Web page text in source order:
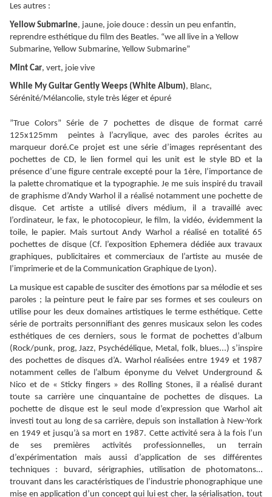
Les autres :
Yellow Submarine, jaune, joie douce : dessin un peu enfantin,
reprendre esthétique du film des Beatles. “we all live in a Yellow
Submarine, Yellow Submarine, Yellow Submarine”
Mint Car, vert, joie vive
While My Guitar Gently Weeps (White Album), Blanc,
Sérénité/Mélancolie, style très léger et épuré
”True Colors” Série de 7 pochettes de disque de format carré
125x125mm peintes à l’acrylique, avec des paroles écrites au
marqueur doré.Ce projet est une série d’images représentant des
pochettes de CD, le lien formel qui les unit est le style BD et la
présence d’une figure centrale excepté pour la 1ère, l’importance de
la palette chromatique et la typographie. Je me suis inspiré du travail
de graphisme d’Andy Warhol il a réalisé notamment une pochette de
disque. Cet artiste a utilisé divers médium, il a travaillé avec
l’ordinateur, le fax, le photocopieur, le film, la vidéo, évidemment la
toile, le papier. Mais surtout Andy Warhol a réalisé en totalité 65
pochettes de disque (Cf. l’exposition Ephemera dédiée aux travaux
graphiques, publicitaires et commerciaux de l’artiste au musée de
l’imprimerie et de la Communication Graphique de Lyon).
La musique est capable de susciter des émotions par sa mélodie et ses
paroles ; la peinture peut le faire par ses formes et ses couleurs on
utilise pour les deux domaines artistiques le terme esthétique. Cette
série de portraits personnifiant des genres musicaux selon les codes
esthétiques de ces derniers, sous le format de pochettes d’album
(Rock/punk, prog, Jazz, Psychédélique, Metal, folk, blues...) s’inspire
des pochettes de disques d’A. Warhol réalisées entre 1949 et 1987
notamment celles de l’album éponyme du Velvet Underground &
Nico et de « Sticky fingers » des Rolling Stones, il a réalisé durant
toute sa carrière une cinquantaine de pochettes de disques. La
pochette de disque est le seul mode d’expression que Warhol ait
investi tout au long de sa carrière, depuis son installation à New-York
en 1949 et jusqu’à sa mort en 1987. Cette activité sera à la fois l’un
de ses premières activités professionnelles, un terrain
d’expérimentation mais aussi d’application de ses différentes
techniques : buvard, sérigraphies, utilisation de photomatons…
trouvant dans les caractéristiques de l’industrie phonographique une
mise en application d’un concept qui lui est cher, la sérialisation, tout